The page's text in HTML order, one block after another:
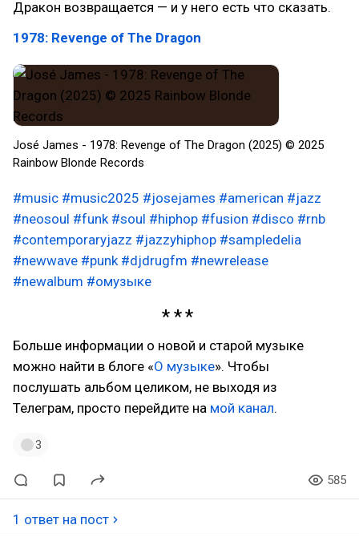
Дракон возвращается — и у него есть что сказать.
1978: Revenge of The Dragon
José James - 1978: Revenge of The Dragon (2025) © 2025
Rainbow Blonde Records
#music #music2025 #josejames #american #jazz
#neosoul #funk #soul #hiphop #fusion #disco #rnb
#contemporaryjazz #jazzyhiphop #sampledelia
#newwave #punk #djdrugfm #newrelease
#newalbum #омузыке
Больше информации о новой и старой музыке
можно найти в блоге «О музыке». Чтобы
послушать альбом целиком, не выходя из
Телеграм, просто перейдите на мой канал.
3
585
1 ответ на пост